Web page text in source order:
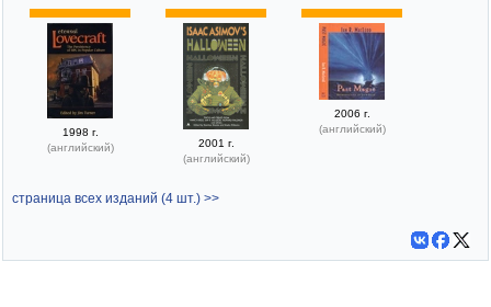
1998 г.
(английский)
2001 г.
(английский)
2006 г.
(английский)
страница всех изданий (4 шт.) >>